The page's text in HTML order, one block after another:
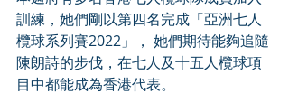
訓練，她們剛以第四名完成「亞洲七人
欖球系列賽2022」， 她們期待能夠追隨
陳朗詩的步伐，在七人及十五人欖球項
目中都能成為香港代表。